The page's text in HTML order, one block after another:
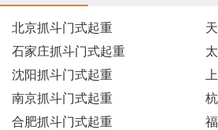
北京抓斗门式起重
石家庄抓斗门式起重
沈阳抓斗门式起重
南京抓斗门式起重
合肥抓斗门式起重